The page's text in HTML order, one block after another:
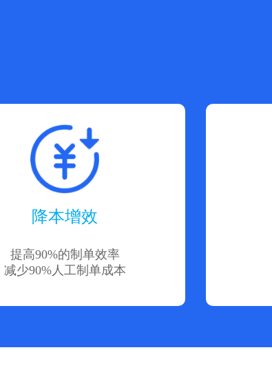
降本增效
提高90%的制单效率
减少90%人工制单成本